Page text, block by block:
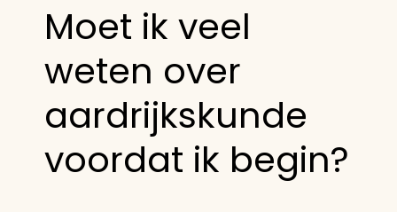
Moet ik veel
weten over
aardrijkskunde
voordat ik begin?